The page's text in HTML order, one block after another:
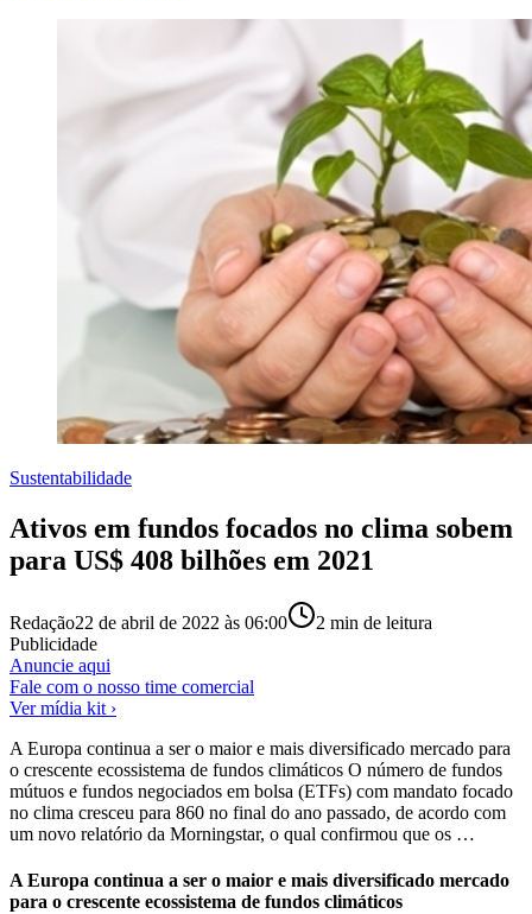
Sustentabilidade
Ativos em fundos focados no clima sobem
para US$ 408 bilhões em 2021
Redação22 de abril de 2022 às 06:00 2 min de leitura
Publicidade
Anuncie aqui
Fale com o nosso time comercial
Ver mídia kit ›
A Europa continua a ser o maior e mais diversificado mercado para
o crescente ecossistema de fundos climáticos O número de fundos
mútuos e fundos negociados em bolsa (ETFs) com mandato focado
no clima cresceu para 860 no final do ano passado, de acordo com
um novo relatório da Morningstar, o qual confirmou que os …
A Europa continua a ser o maior e mais diversificado mercado
para o crescente ecossistema de fundos climáticos